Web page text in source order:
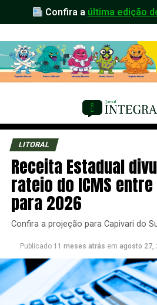
Confira a última edição
LITORAL
Receita Estadual
rateio do ICMS
para 2026
Confira a projeção para Capivari do
Publicado 11 meses atrás em agosto 27,